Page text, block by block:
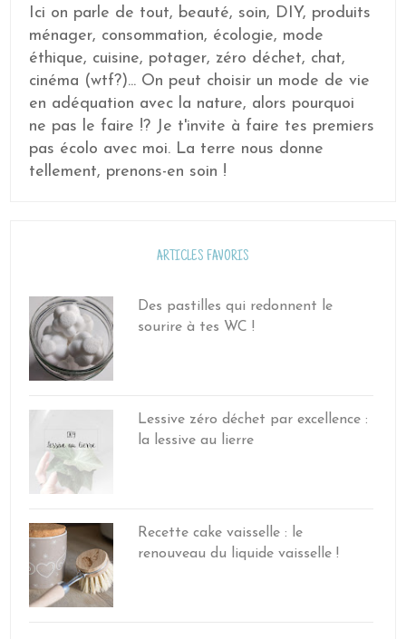
Ici on parle de tout, beauté, soin, DIY, produits
ménager, consommation, écologie, mode
éthique, cuisine, potager, zéro déchet, chat,
cinéma (wtf?)... On peut choisir un mode de vie
en adéquation avec la nature, alors pourquoi
ne pas le faire !? Je t'invite à faire tes premiers
pas écolo avec moi. La terre nous donne
tellement, prenons-en soin !
ARTICLES FAVORIS
Des pastilles qui redonnent le
sourire à tes WC !
Lessive zéro déchet par excellence :
la lessive au lierre
Recette cake vaisselle : le
renouveau du liquide vaisselle !